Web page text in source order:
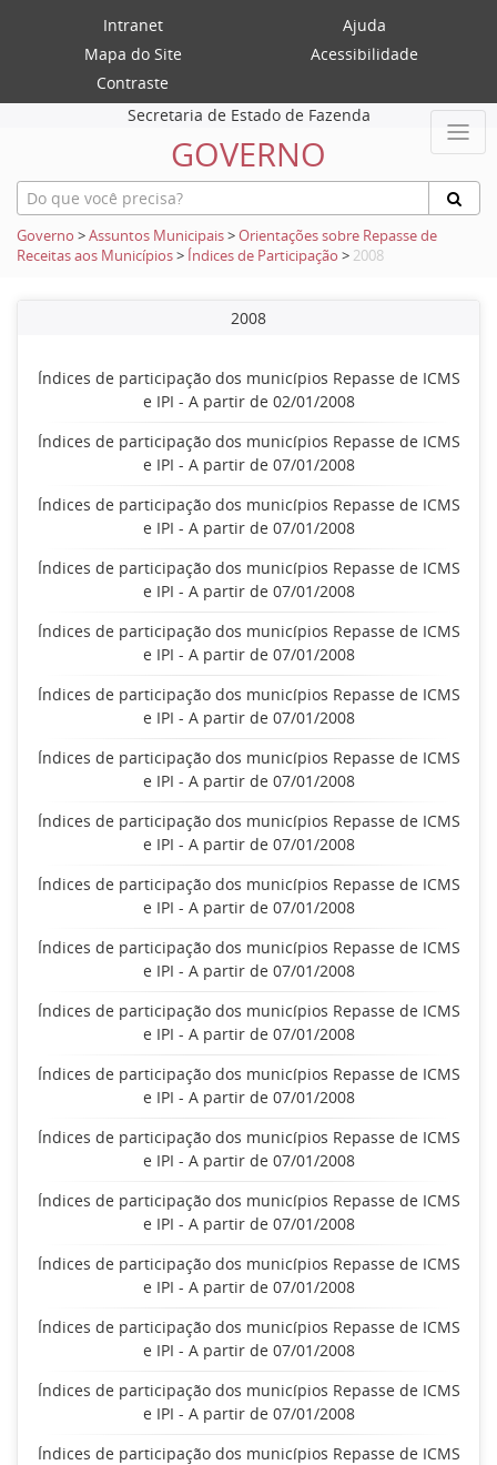
Intranet
Ajuda
Mapa do Site
Acessibilidade
Contraste
Secretaria de Estado de Fazenda
GOVERNO
Governo >Assuntos Municipais>Orientações sobre Repasse de
Receitas aos Municípios> Índices de Participação > 2008
2008
Índices de participação dos municípios Repasse de ICMS
e IPI - A partir de 02/01/2008
Índices de participação dos municípios Repasse de ICMS
e IPI - A partir de 07/01/2008
Índices de participação dos municípios Repasse de ICMS
e IPI - A partir de 07/01/2008
Índices de participação dos municípios Repasse de ICMS
e IPI - A partir de 07/01/2008
Índices de participação dos municípios Repasse de ICMS
e IPI - A partir de 07/01/2008
Índices de participação dos municípios Repasse de ICMS
e IPI - A partir de 07/01/2008
Índices de participação dos municípios Repasse de ICMS
e IPI - A partir de 07/01/2008
Índices de participação dos municípios Repasse de ICMS
e IPI - A partir de 07/01/2008
Índices de participação dos municípios Repasse de ICMS
e IPI - A partir de 07/01/2008
Índices de participação dos municípios Repasse de ICMS
e IPI - A partir de 07/01/2008
Índices de participação dos municípios Repasse de ICMS
e IPI - A partir de 07/01/2008
Índices de participação dos municípios Repasse de ICMS
e IPI - A partir de 07/01/2008
Índices de participação dos municípios Repasse de ICMS
e IPI - A partir de 07/01/2008
Índices de participação dos municípios Repasse de ICMS
e IPI - A partir de 07/01/2008
Índices de participação dos municípios Repasse de ICMS
e IPI - A partir de 07/01/2008
Índices de participação dos municípios Repasse de ICMS
e IPI - A partir de 07/01/2008
Índices de participação dos municípios Repasse de ICMS
e IPI - A partir de 07/01/2008
Índices de participação dos municípios Repasse de ICMS